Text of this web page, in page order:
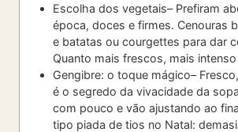
Escolha dos vegetais– Prefiram
época, doces e firmes. Cenouras
e batatas ou courgettes para dar
Quanto mais frescos, mais
Gengibre: o toque mágico–
é o segredo da vivacidade da
com pouco e vão ajustando ao
tipo piada de tios no Natal: